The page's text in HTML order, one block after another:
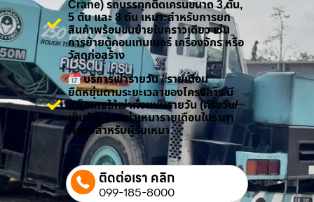
Crane) รถบรรทุกติดเครนขนาด 3 ตัน,
5 ตัน และ 8 ตัน เหมาะสำหรับการยก
สินค้าพร้อมขนย้ายในคราวเดียว เช่น
การย้ายตู้คอนเทนเนอร์ เครื่องจักร หรือ
วัสดุก่อสร้าง
บริการเช่ารายวัน / รายเดือน
ยืดหยุ่นตามระยะเวลาของโครงการ มี
แพ็กเกจให้เช่าทั้งแบบรายวัน (ครึ่งวัน/
เต็มวัน) และเช่าเหมารายเดือนในราคา
พิเศษสำหรับผู้รับเหมา
ติดต่อเรา คลิก
099-185-8000